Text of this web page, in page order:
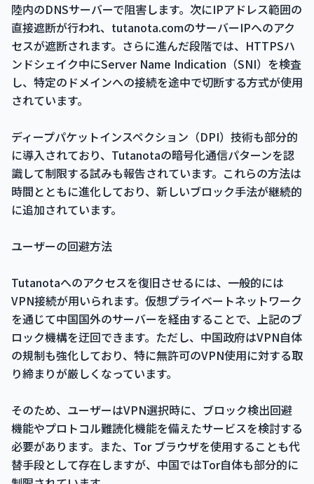
陸内のDNSサーバーで阻害します。次にIPアドレス範囲の
直接遮断が行われ、tutanota.comのサーバーIPへのアク
セスが遮断されます。さらに進んだ段階では、HTTPSハ
ンドシェイク中にServer Name Indication（SNI）を検査
し、特定のドメインへの接続を途中で切断する方式が使用
されています。
ディープパケットインスペクション（DPI）技術も部分的
に導入されており、Tutanotaの暗号化通信パターンを認
識して制限する試みも報告されています。これらの方法は
時間とともに進化しており、新しいブロック手法が継続的
に追加されています。
ユーザーの回避方法
Tutanotaへのアクセスを復旧させるには、一般的には
VPN接続が用いられます。仮想プライベートネットワーク
を通じて中国国外のサーバーを経由することで、上記のブ
ロック機構を迂回できます。ただし、中国政府はVPN自体
の規制も強化しており、特に無許可のVPN使用に対する取
り締まりが厳しくなっています。
そのため、ユーザーはVPN選択時に、ブロック検出回避
機能やプロトコル難読化機能を備えたサービスを検討する
必要があります。また、Tor ブラウザを使用することも代
替手段として存在しますが、中国ではTor自体も部分的に